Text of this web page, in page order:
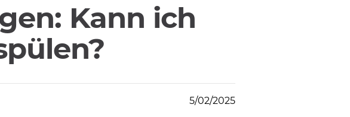
Kann ich
5/02/2025